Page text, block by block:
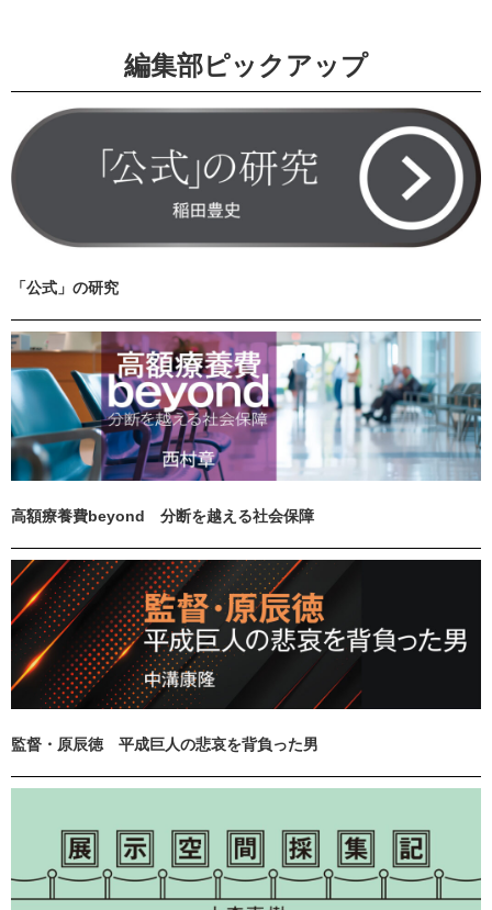
編集部ピックアップ
「公式」の研究
高額療養費beyond 分断を越える社会保障
監督・原辰徳 平成巨人の悲哀を背負った男